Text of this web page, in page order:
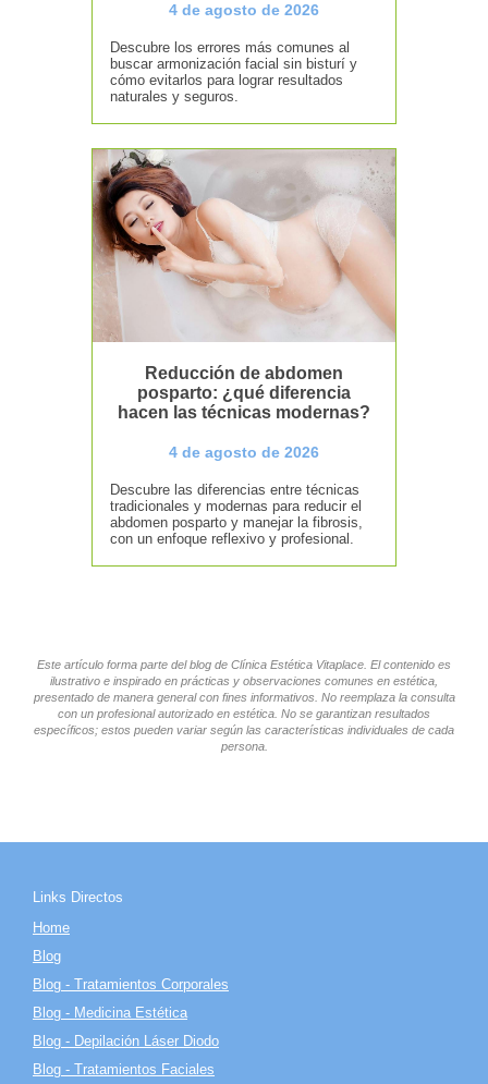
4 de agosto de 2026
Descubre los errores más comunes al
buscar armonización facial sin bisturí y
cómo evitarlos para lograr resultados
naturales y seguros.
Reducción de abdomen
posparto: ¿qué diferencia
hacen las técnicas modernas?
4 de agosto de 2026
Descubre las diferencias entre técnicas
tradicionales y modernas para reducir el
abdomen posparto y manejar la fibrosis,
con un enfoque reflexivo y profesional.
Este artículo forma parte del blog de Clínica Estética Vitaplace. El contenido es
ilustrativo e inspirado en prácticas y observaciones comunes en estética,
presentado de manera general con fines informativos. No reemplaza la consulta
con un profesional autorizado en estética. No se garantizan resultados
específicos; estos pueden variar según las características individuales de cada
persona.
Links Directos
Home
Blog
Blog - Tratamientos Corporales
Blog - Medicina Estética
Blog - Depilación Láser Diodo
Blog - Tratamientos Faciales